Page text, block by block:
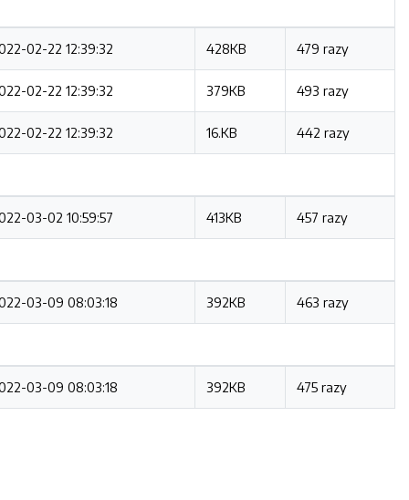
02-22 12:39:32 428KB 479 razy
02-22 12:39:32 379KB 493 razy
02-22 12:39:32 16.KB 442 razy
03-02 10:59:57 413KB 457 razy
03-09 08:03:18 392KB 463 razy
03-09 08:03:18 392KB 475 razy